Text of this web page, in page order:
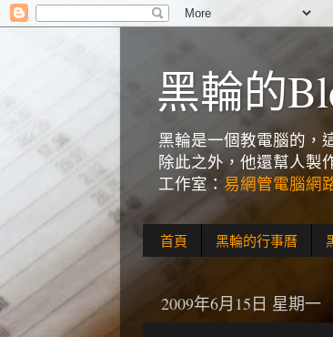
黑輪的
黑輪是一個教電腦的，
除此之外，他還幫人製
工作室： 易網管電腦網
首頁 黑輪的行事曆
2009年6月15日 星期一